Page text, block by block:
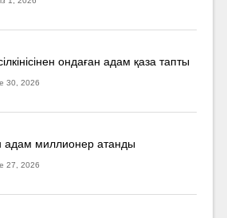
ондаған адам қаза тапты
30, 2026
адам миллионер атанды
27, 2026